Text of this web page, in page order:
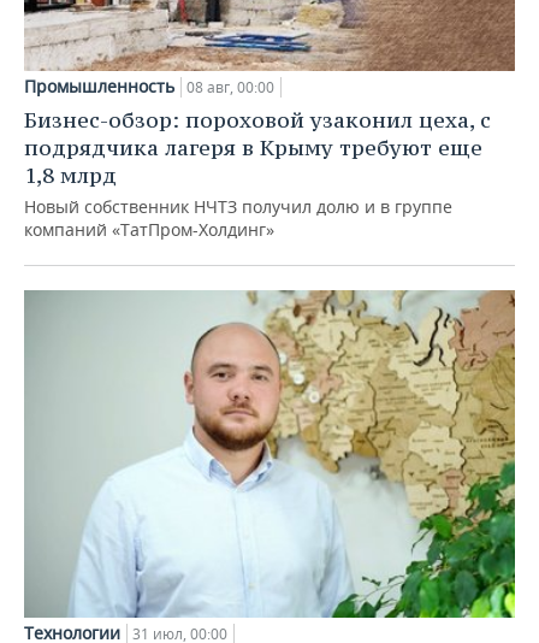
Промышленность 08 авг, 00:00
Бизнес-обзор: пороховой узаконил цеха, с
подрядчика лагеря в Крыму требуют еще
1,8 млрд
Новый собственник НЧТЗ получил долю и в группе
компаний «ТатПром-Холдинг»
Технологии 31 июл, 00:00